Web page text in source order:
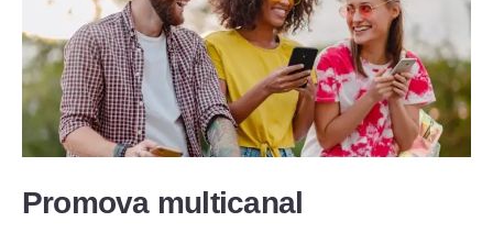
Promova multicanal